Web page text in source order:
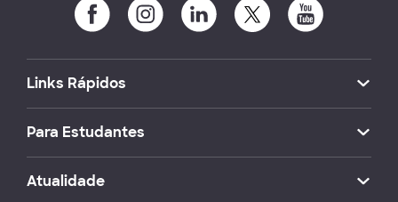
Links Rápidos
Para Estudantes
Atualidade